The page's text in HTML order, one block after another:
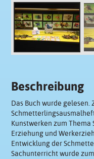
Beschreibung
Das Buch wurde gelesen.
Kunstwerken zum
Erziehung und
Entwicklung der
Sachunterricht wurde